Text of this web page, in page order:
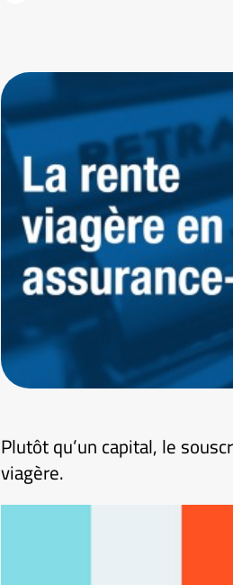
Plutôt qu’un capital, le
viagère.